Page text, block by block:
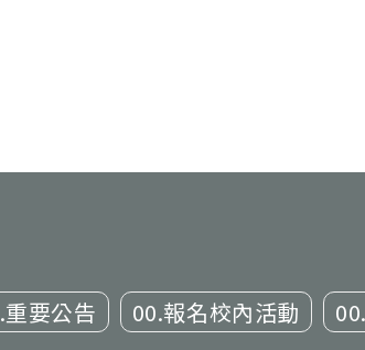
.重要公告
00.報名校內活動